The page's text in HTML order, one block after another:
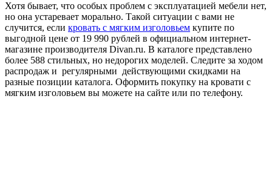
Хотя бывает, что особых проблем с эксплуатацией мебели нет,
но она устаревает морально. Такой ситуации с вами не
случится, если кровать с мягким изголовьем купите по
выгодной цене от 19 990 рублей в официальном интернет-
магазине производителя Divan.ru. В каталоге представлено
более 588 стильных, но недорогих моделей. Следите за ходом
распродаж и регулярными действующими скидками на
разные позиции каталога. Оформить покупку на кровати с
мягким изголовьем вы можете на сайте или по телефону.